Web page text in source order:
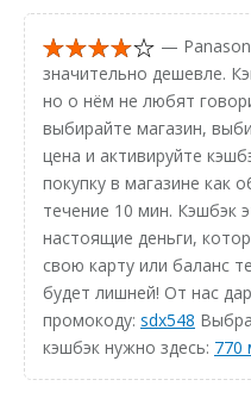
—
значительно дешевле.
но о нём не любят
выбирайте магазин,
цена и активируйте
покупку в магазине как
течение 10 мин. Кэшбэк
настоящие деньги,
свою карту или баланс
будет лишней! От нас
промокоду: sdx548
кэшбэк нужно здесь: 770